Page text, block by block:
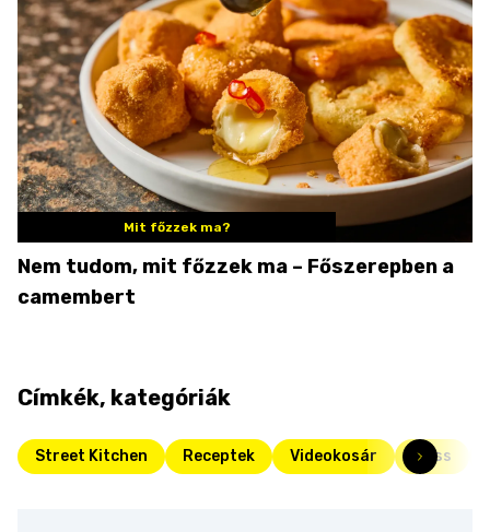
Mit főzzek ma?
Nem tudom, mit főzzek ma – Főszerepben a
camembert
Címkék, kategóriák
Street Kitchen Receptek Videokosár Friss